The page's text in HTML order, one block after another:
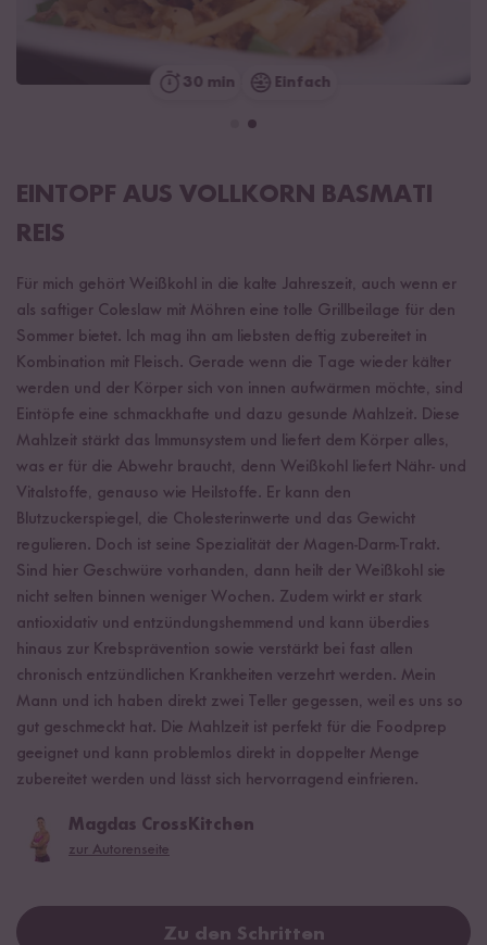
30 min Einfach
EINTOPF AUS VOLLKORN BASMATI
REIS
Für mich gehört Weißkohl in die kalte Jahreszeit, auch wenn er
als saftiger Coleslaw mit Möhren eine tolle Grillbeilage für den
Sommer bietet. Ich mag ihn am liebsten deftig zubereitet in
Kombination mit Fleisch. Gerade wenn die Tage wieder kälter
werden und der Körper sich von innen aufwärmen möchte, sind
Eintöpfe eine schmackhafte und dazu gesunde Mahlzeit. Diese
Mahlzeit stärkt das Immunsystem und liefert dem Körper alles,
was er für die Abwehr braucht, denn Weißkohl liefert Nähr- und
Vitalstoffe, genauso wie Heilstoffe. Er kann den
Blutzuckerspiegel, die Cholesterinwerte und das Gewicht
regulieren. Doch ist seine Spezialität der Magen-Darm-Trakt.
Sind hier Geschwüre vorhanden, dann heilt der Weißkohl sie
nicht selten binnen weniger Wochen. Zudem wirkt er stark
antioxidativ und entzündungshemmend und kann überdies
hinaus zur Krebsprävention sowie verstärkt bei fast allen
chronisch entzündlichen Krankheiten verzehrt werden. Mein
Mann und ich haben direkt zwei Teller gegessen, weil es uns so
gut geschmeckt hat. Die Mahlzeit ist perfekt für die Foodprep
geeignet und kann problemlos direkt in doppelter Menge
zubereitet werden und lässt sich hervorragend einfrieren.
Magdas CrossKitchen
zur Autorenseite
Zu den Schritten